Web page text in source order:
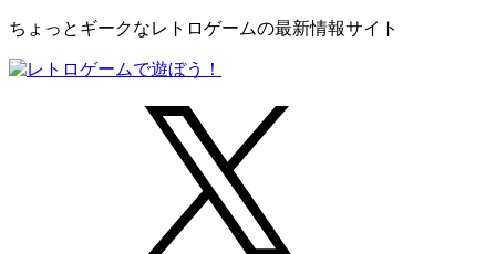
ちょっとギークなレトロゲームの最新情報サイト